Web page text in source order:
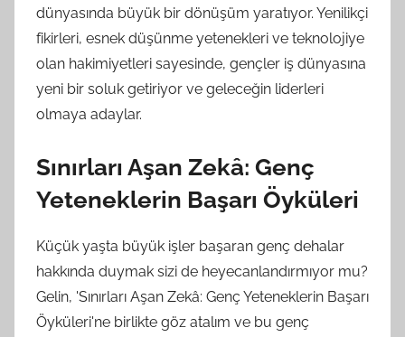
dünyasında büyük bir dönüşüm yaratıyor. Yenilikçi
fikirleri, esnek düşünme yetenekleri ve teknolojiye
olan hakimiyetleri sayesinde, gençler iş dünyasına
yeni bir soluk getiriyor ve geleceğin liderleri
olmaya adaylar.
Sınırları Aşan Zekâ: Genç
Yeteneklerin Başarı Öyküleri
Küçük yaşta büyük işler başaran genç dehalar
hakkında duymak sizi de heyecanlandırmıyor mu?
Gelin, 'Sınırları Aşan Zekâ: Genç Yeteneklerin Başarı
Öyküleri'ne birlikte göz atalım ve bu genç